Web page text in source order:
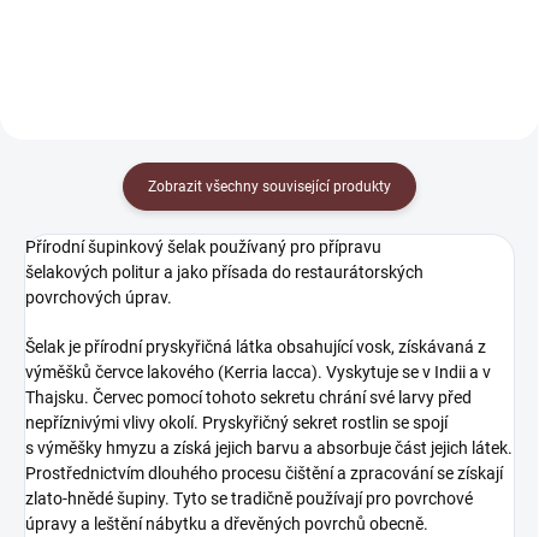
Zobrazit všechny související produkty
Přírodní šupinkový šelak používaný pro přípravu
šelakových politur a jako přísada do restaurátorských
povrchových úprav.
Šelak je přírodní pryskyřičná látka obsahující vosk, získávaná z
výměšků červce lakového (Kerria lacca). Vyskytuje se v Indii a v
Thajsku. Červec pomocí tohoto sekretu chrání své larvy před
nepříznivými vlivy okolí. Pryskyřičný sekret rostlin se spojí
s výměšky hmyzu a získá jejich barvu a absorbuje část jejich látek.
Prostřednictvím dlouhého procesu čištění a zpracování se získají
zlato-hnědé šupiny. Tyto se tradičně používají pro povrchové
úpravy a leštění nábytku a dřevěných povrchů obecně.